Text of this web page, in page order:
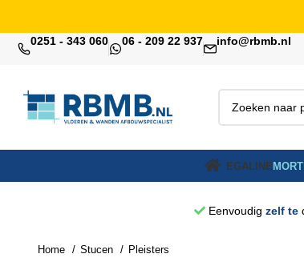
0251 - 343 060 06 - 209 22 937 info@rbmb.nl
EGALINE
Eenvoudig zelf te
Home Stucen Pleisters